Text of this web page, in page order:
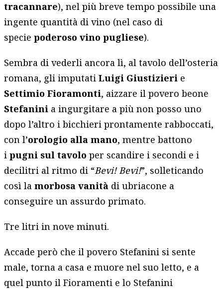
tracannare), nel più breve tempo possibile una
ingente quantità di vino (nel caso di
speciepoderoso vino pugliese).
Sembra di vederli ancora lì, al tavolo dell’osteria
romana, gli imputatiLuigi Giustizieri e
Settimio Fioramonti, aizzare il povero beone
Stefanini a ingurgitare a più non posso uno
dopo l’altro i bicchieri prontamente rabboccati,
con l’orologio alla mano, mentre battono
ipugni sul tavolo per scandire i secondi e i
decilitri al ritmo di “Bevi! Bevi!”, solleticando
così lamorbosa vanità di ubriacone a
conseguire un assurdo primato.
Tre litri in nove minuti.
Accade però che il povero Stefanini si sente
male, torna a casa e muore nel suo letto, e a
quel punto il Fioramenti e lo Stefanini